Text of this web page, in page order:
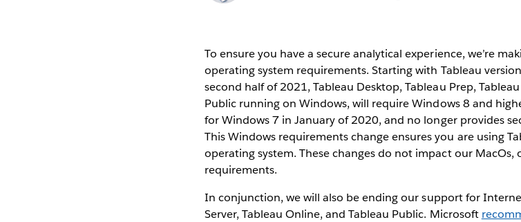
To ensure you have a secure analytical experience, we’re
operating system requirements. Starting with Tableau
second half of 2021, Tableau Desktop, Tableau Prep,
Public running on Windows, will require Windows 8 and
for Windows 7 in January of 2020, and no longer provides
This Windows requirements change ensures you are using
operating system. These changes do not impact our MacOs,
requirements.
In conjunction, we will also be ending our support for
Server, Tableau Online, and Tableau Public. Microsoft